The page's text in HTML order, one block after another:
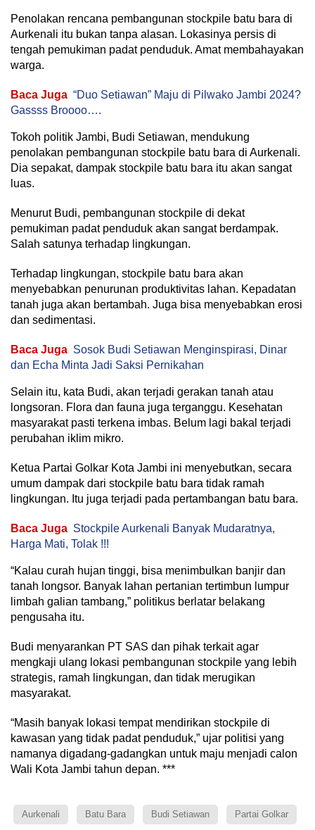
Penolakan rencana pembangunan stockpile batu bara di
Aurkenali itu bukan tanpa alasan. Lokasinya persis di
tengah pemukiman padat penduduk. Amat membahayakan
warga.
Baca Juga “Duo Setiawan” Maju di Pilwako Jambi 2024?
Gassss Broooo….
Tokoh politik Jambi, Budi Setiawan, mendukung
penolakan pembangunan stockpile batu bara di Aurkenali.
Dia sepakat, dampak stockpile batu bara itu akan sangat
luas.
Menurut Budi, pembangunan stockpile di dekat
pemukiman padat penduduk akan sangat berdampak.
Salah satunya terhadap lingkungan.
Terhadap lingkungan, stockpile batu bara akan
menyebabkan penurunan produktivitas lahan. Kepadatan
tanah juga akan bertambah. Juga bisa menyebabkan erosi
dan sedimentasi.
Baca Juga Sosok Budi Setiawan Menginspirasi, Dinar
dan Echa Minta Jadi Saksi Pernikahan
Selain itu, kata Budi, akan terjadi gerakan tanah atau
longsoran. Flora dan fauna juga terganggu. Kesehatan
masyarakat pasti terkena imbas. Belum lagi bakal terjadi
perubahan iklim mikro.
Ketua Partai Golkar Kota Jambi ini menyebutkan, secara
umum dampak dari stockpile batu bara tidak ramah
lingkungan. Itu juga terjadi pada pertambangan batu bara.
Baca Juga Stockpile Aurkenali Banyak Mudaratnya,
Harga Mati, Tolak !!!
“Kalau curah hujan tinggi, bisa menimbulkan banjir dan
tanah longsor. Banyak lahan pertanian tertimbun lumpur
limbah galian tambang,” politikus berlatar belakang
pengusaha itu.
Budi menyarankan PT SAS dan pihak terkait agar
mengkaji ulang lokasi pembangunan stockpile yang lebih
strategis, ramah lingkungan, dan tidak merugikan
masyarakat.
“Masih banyak lokasi tempat mendirikan stockpile di
kawasan yang tidak padat penduduk,” ujar politisi yang
namanya digadang-gadangkan untuk maju menjadi calon
Wali Kota Jambi tahun depan. ***
Aurkenali Batu Bara Budi Setiawan Partai Golkar